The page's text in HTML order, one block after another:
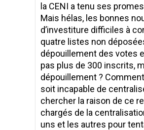
la CENI a tenu ses
Mais hélas, les bonnes
d’investiture difficiles à
quatre listes non
dépouillement des votes
pas plus de 300 inscrits,
dépouillement ?
soit incapable de
chercher la raison de ce
chargés de la
uns et les autres pour